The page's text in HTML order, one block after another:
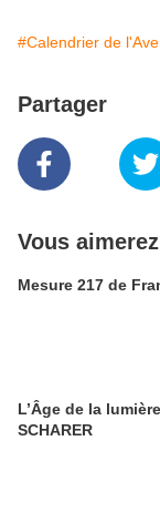
#Calendrier de
Partager
Vous
Mesure 217 de
L’Âge de la
SCHARER